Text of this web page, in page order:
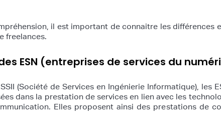
il est important de connaitre les différences
freelances.
ESN (entreprises de services du
(Société de Services en Ingénierie Informatique), les
dans la prestation de services en lien avec les
Elles proposent ainsi des prestations de